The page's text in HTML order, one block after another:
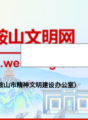
山市精神文明建设办公室）